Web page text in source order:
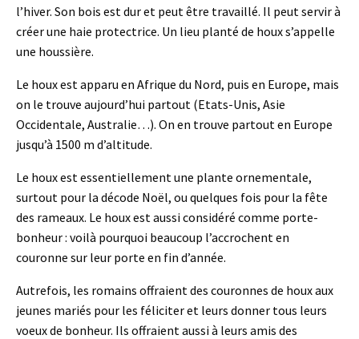
l’hiver. Son bois est dur et peut être travaillé. Il peut servir à
créer une haie protectrice. Un lieu planté de houx s’appelle
une houssière.
Le houx est apparu en Afrique du Nord, puis en Europe, mais
on le trouve aujourd’hui partout (Etats-Unis, Asie
Occidentale, Australie…). On en trouve partout en Europe
jusqu’à 1500 m d’altitude.
Le houx est essentiellement une plante ornementale,
surtout pour la décode Noël, ou quelques fois pour la fête
des rameaux. Le houx est aussi considéré comme porte-
bonheur : voilà pourquoi beaucoup l’accrochent en
couronne sur leur porte en fin d’année.
Autrefois, les romains offraient des couronnes de houx aux
jeunes mariés pour les féliciter et leurs donner tous leurs
voeux de bonheur. Ils offraient aussi à leurs amis des